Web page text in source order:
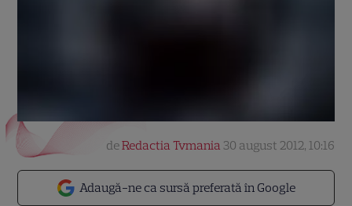
Adaugă-ne ca sursă preferată în Google
deRedactia Tvmania 30 august 2012, 10:16